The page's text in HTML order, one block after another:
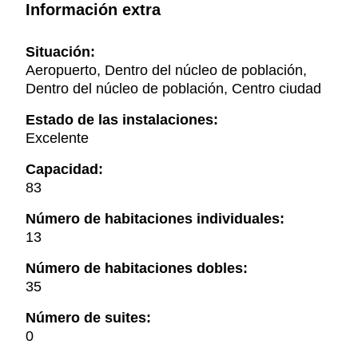
Información extra
Situación:
Aeropuerto, Dentro del núcleo de población,
Dentro del núcleo de población, Centro ciudad
Estado de las instalaciones:
Excelente
Capacidad:
83
Número de habitaciones individuales:
13
Número de habitaciones dobles:
35
Número de suites:
0